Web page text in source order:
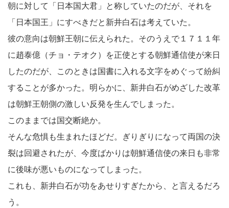
朝に対して「日本国大君」と称していたのだが、それを
「日本国王」にすべきだと新井白石は考えていた。
彼の意向は朝鮮王朝に伝えられた。そのうえで１７１１年
に趙泰億（チョ・テオク）を正使とする朝鮮通信使が来日
したのだが、このときは国書に入れる文字をめぐって紛糾
することが多かった。明らかに、新井白石がめざした改革
は朝鮮王朝側の激しい反発を生んでしまった。
このままでは国交断絶か。
そんな危惧も生まれたほどだ。ぎりぎりになって両国の決
裂は回避されたが、今度ばかりは朝鮮通信使の来日も非常
に後味が悪いものになってしまった。
これも、新井白石が功をあせりすぎたから、と言えるだろ
う。